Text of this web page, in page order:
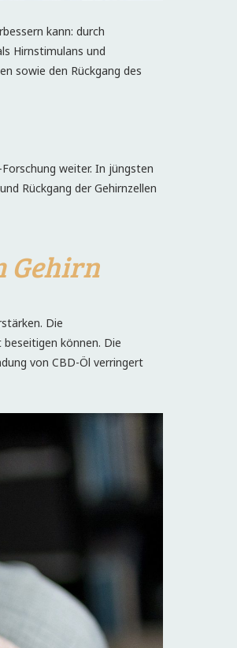
kann: durch
Hirnstimulans und
sowie den Rückgang des
weiter. In jüngsten
Rückgang der Gehirnzellen
Gehirn
Die
können. Die
von CBD-Öl verringert